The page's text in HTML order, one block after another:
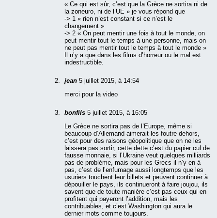
« Ce qui est sûr, c’est que la Grèce ne sortira ni de
la zoneuro, ni de l’UE » je vous répond que
-> 1 « rien n’est constant si ce n’est le
changement »
-> 2 « On peut mentir une fois à tout le monde, on
peut mentir tout le temps à une personne, mais on
ne peut pas mentir tout le temps à tout le monde »
Il n’y a que dans les films d’horreur ou le mal est
indestructible.
jean 5 juillet 2015, à 14:54
merci pour la video
bonfils 5 juillet 2015, à 16:05
Le Grèce ne sortira pas de l’Europe, même si
beaucoup d’Allemand aimerait les foutre dehors,
c’est pour des raisons géopolitique que on ne les
laissera pas sortir, cette dette c’est du papier cul de
fausse monnaie, si l’Ukraine veut quelques milliards
pas de problème, mais pour les Grecs il n’y en à
pas, c’est de l’enfumage aussi longtemps que les
usuriers touchent leur billets et peuvent continuer à
dépouiller le pays, ils continueront à faire joujou, ils
savent que de toute manière c’est pas ceux qui en
profitent qui payeront l’addition, mais les
contribuables, et c’est Washington qui aura le
dernier mots comme toujours.